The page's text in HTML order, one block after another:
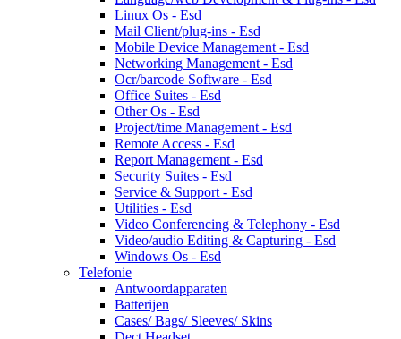
Linux Os - Esd
Mail Client/plug-ins - Esd
Mobile Device Management - Esd
Networking Management - Esd
Ocr/barcode Software - Esd
Office Suites - Esd
Other Os - Esd
Project/time Management - Esd
Remote Access - Esd
Report Management - Esd
Security Suites - Esd
Service & Support - Esd
Utilities - Esd
Video Conferencing & Telephony - Esd
Video/audio Editing & Capturing - Esd
Windows Os - Esd
Telefonie
Antwoordapparaten
Batterijen
Cases/ Bags/ Sleeves/ Skins